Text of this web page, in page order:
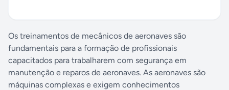
Os treinamentos de mecânicos de aeronaves são
fundamentais para a formação de profissionais
capacitados para trabalharem com segurança em
manutenção e reparos de aeronaves. As aeronaves são
máquinas complexas e exigem conhecimentos